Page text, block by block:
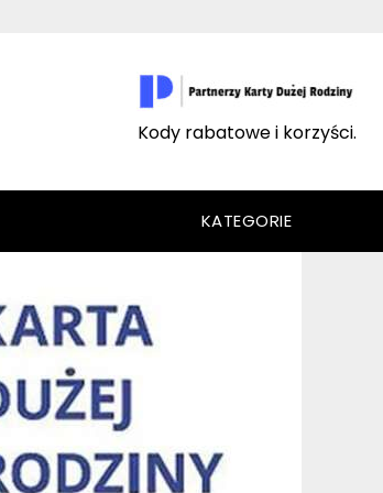
Kody rabatowe i korzyści.
KATEGORIE